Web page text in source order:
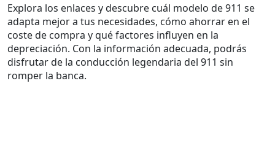
Explora los enlaces y descubre cuál modelo de 911 se
adapta mejor a tus necesidades, cómo ahorrar en el
coste de compra y qué factores influyen en la
depreciación. Con la información adecuada, podrás
disfrutar de la conducción legendaria del 911 sin
romper la banca.